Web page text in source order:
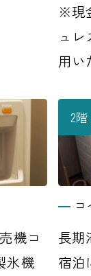
※現
ュレ
用い
機コ
氷機
2階
コ
長期
宿泊